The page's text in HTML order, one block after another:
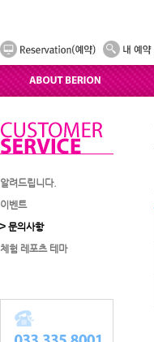
알려드립니다.
이벤트
문의사항
체험 레포츠 테마